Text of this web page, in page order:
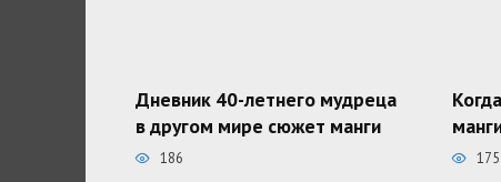
Дневник 40-летнего мудреца
в другом мире сюжет манги
186 175